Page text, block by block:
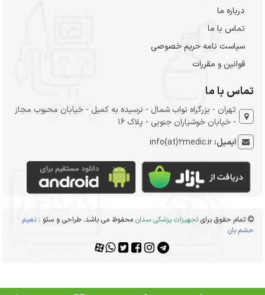
درباره ما
تماس با ما
سیاست نامه حریم خصوصی
قوانین و مقررات
تماس با ما
تهران - بزرگراه نواب شمال - نرسیده به کمیل - خیابان محبوب مجاز
- خیابان خوشیاران جنوبی - پلاک 16
ایمیل:info{at}2medic.ir
تمام حقوق برایتجهیزات پزشکی سدان محفوظ می باشد. طراحی و سئو :نعیم
حشم بان